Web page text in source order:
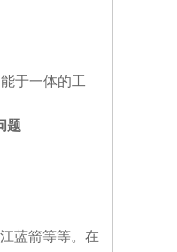
于一体的工
题
蓝箭等等。在